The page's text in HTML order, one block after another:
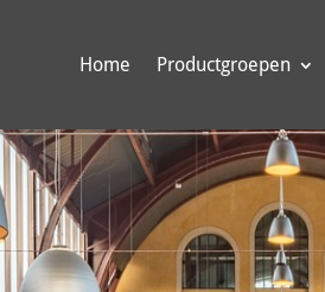
Home Productgroepen